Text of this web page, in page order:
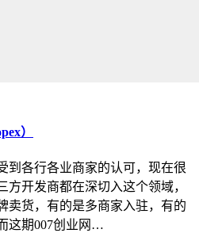
）
到各行各业商家的认可，现在很
方开发商都在深切入这个领域，
卖货，有的是多商家入驻，有的
这期007创业网…